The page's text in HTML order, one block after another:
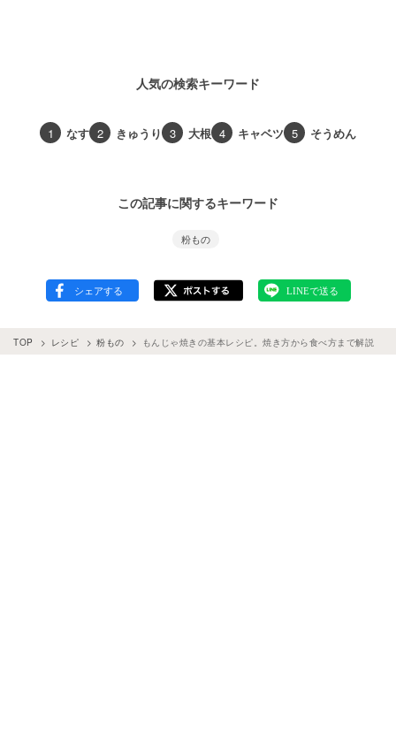
人気の検索キーワード
1 なす 2 きゅうり 3 大根 4 キャベツ 5 そうめん
この記事に関するキーワード
粉もの
TOP レシピ 粉もの もんじゃ焼きの基本レシピ。焼き方から食べ方まで解説